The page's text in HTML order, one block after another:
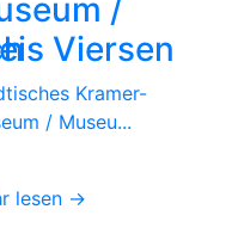
/
Viersen
Kramer-
/ Museu...
lesen →